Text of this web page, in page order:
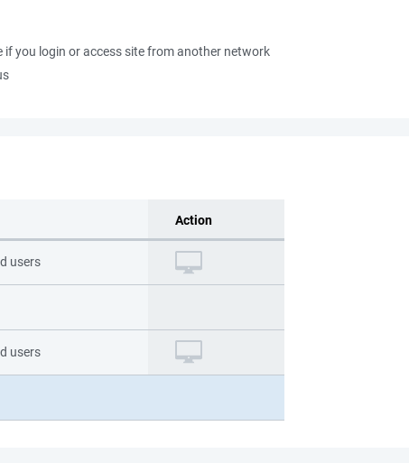
if you login or access site from another network
Action
users
users